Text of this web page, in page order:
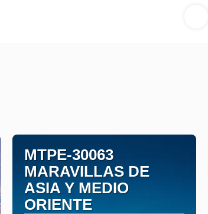
MTPE-30063
MARAVILLAS DE
ASIA Y MEDIO
ORIENTE